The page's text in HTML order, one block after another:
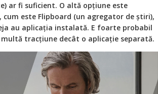
ar fi suficient. O altă opțiune este
cum este Flipboard (un agregator de știri),
au aplicația instalată. E foarte probabil
tracțiune decât o aplicație separată.